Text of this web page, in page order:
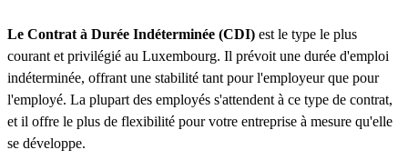
Le Contrat à Durée Indéterminée (CDI) est le type le plus
courant et privilégié au Luxembourg. Il prévoit une durée d'emploi
indéterminée, offrant une stabilité tant pour l'employeur que pour
l'employé. La plupart des employés s'attendent à ce type de contrat,
et il offre le plus de flexibilité pour votre entreprise à mesure qu'elle
se développe.